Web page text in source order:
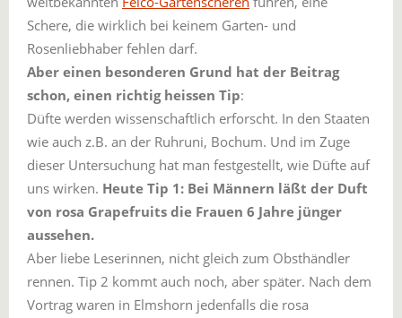
Schere, die wirklich bei keinem Garten- und
Rosenliebhaber fehlen darf.
Aber einen besonderen Grund hat der Beitrag
schon, einen richtig heissen Tip:
Düfte werden wissenschaftlich erforscht. In den Staaten
wie auch z.B. an der Ruhruni, Bochum. Und im Zuge
dieser Untersuchung hat man festgestellt, wie Düfte auf
uns wirken. Heute Tip 1: Bei Männern läßt der Duft
von rosa Grapefruits die Frauen 6 Jahre jünger
aussehen.
Aber liebe Leserinnen, nicht gleich zum Obsthändler
rennen. Tip 2 kommt auch noch, aber später. Nach dem
Vortrag waren in Elmshorn jedenfalls die rosa